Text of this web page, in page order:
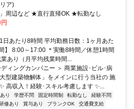
ア)
周辺など ★直行直帰OK ★転勤なし
日あたり8時間 平均勤務日数：1ヶ月あた
】 8:00～17:00 ＊実働8時間／休憩1時間
あり（月平均残業時間...
ィングカンパニー ＞ 商業施設･ビル･病
型建築物解体」をメインに行う当社の 施
高収入！経験･スキル考慮します ✨...
り 学歴不問 固定時間制 転勤なし
経験不問
修あり 賞与あり ブランクOK
交通費支給